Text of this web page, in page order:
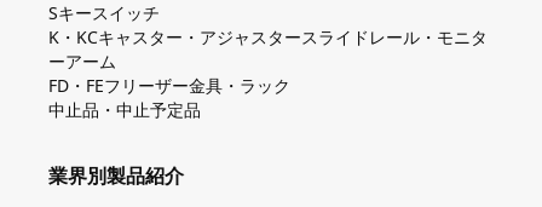
Sキースイッチ
K・KCキャスター・アジャスタースライドレール・モニタ
ーアーム
FD・FEフリーザー金具・ラック
中止品・中止予定品
業界別製品紹介